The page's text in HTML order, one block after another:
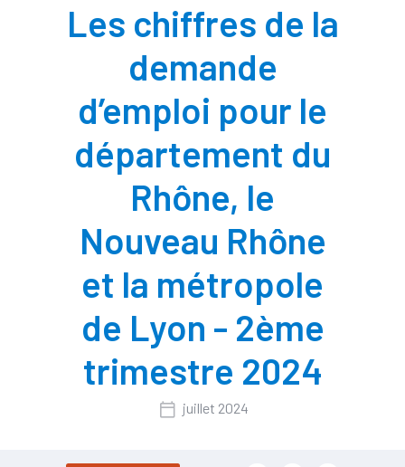
Les chiffres de la
demande
d’emploi pour le
département du
Rhône, le
Nouveau Rhône
et la métropole
de Lyon - 2ème
trimestre 2024
juillet 2024